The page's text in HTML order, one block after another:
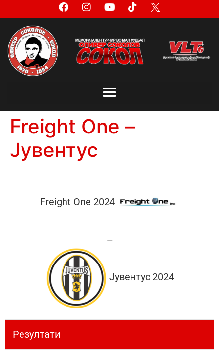
Freight One –
Јувентус
Freight One 2024
—
Јувентус 2024
Резултати